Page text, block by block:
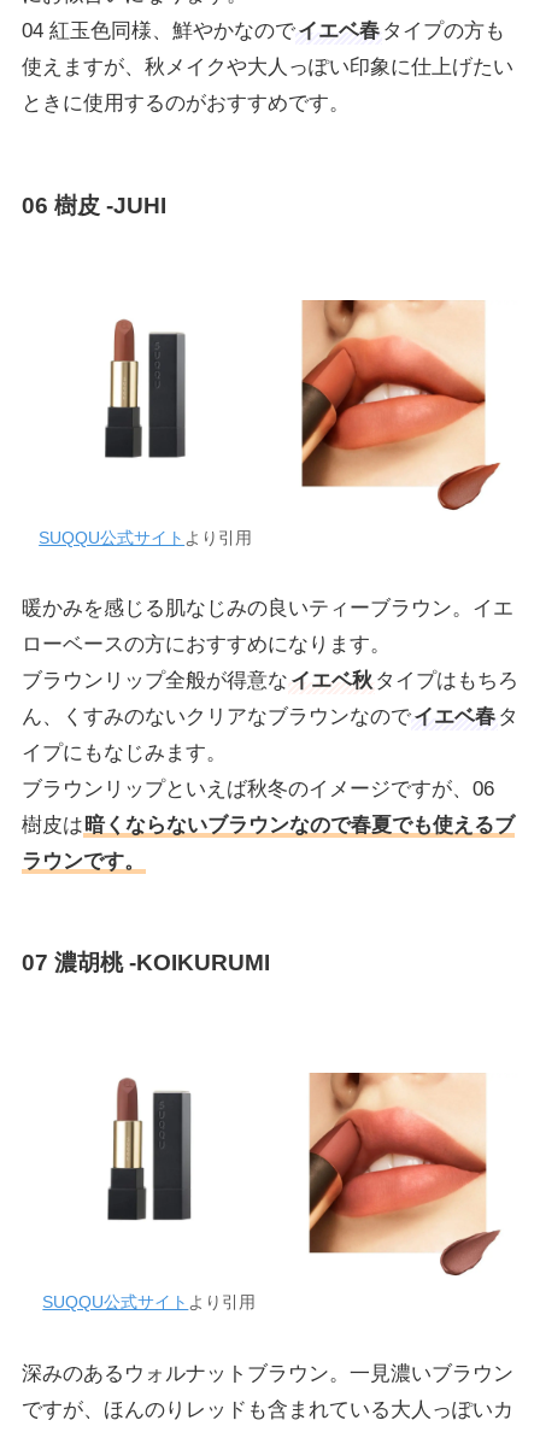
04 紅玉色同様、鮮やかなのでイエベ春 タイプの方も
使えますが、秋メイクや大人っぽい印象に仕上げたい
ときに使用するのがおすすめです。
06 樹皮 -JUHI
SUQQU公式サイト より引用
暖かみを感じる肌なじみの良いティーブラウン。イエ
ローベースの方におすすめになります。
ブラウンリップ全般が得意な イエベ秋 タイプはもちろ
ん、くすみのないクリアなブラウンなのでイエベ春 タ
イプにもなじみます。
ブラウンリップといえば秋冬のイメージですが、06
樹皮は 暗くならないブラウンなので春夏でも使えるブ
ラウンです。
07 濃胡桃 -KOIKURUMI
SUQQU公式サイト より引用
深みのあるウォルナットブラウン。一見濃いブラウン
ですが、ほんのりレッドも含まれている大人っぽいカ